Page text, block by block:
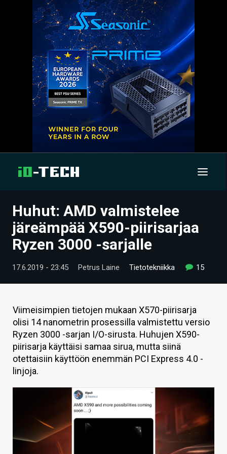
UUTISET
ARTIKKELIT
VIDEOT
TECHBBS
TIETOA
HINTA.FI
KAUPPA
VAIHDA TEEMA
HAKU
Huhut: AMD valmistelee
järeämpää X590-piirisarjaa
Ryzen 3000 -sarjalle
17.6.2019 - 23:45 Petrus Laine Tietotekniikka 15
Viimeisimpien tietojen mukaan X570-piirisarja
olisi 14 nanometrin prosessilla valmistettu versio
Ryzen 3000 -sarjan I/O-sirusta. Huhujen X590-
piirisarja käyttäisi samaa sirua, mutta siinä
otettaisiin käyttöön enemmän PCI Express 4.0 -
linjoja.